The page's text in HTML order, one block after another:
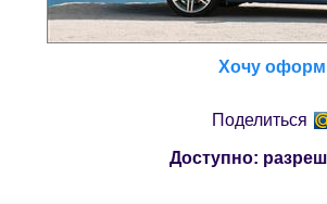
Хочу
Поделиться
Доступно: